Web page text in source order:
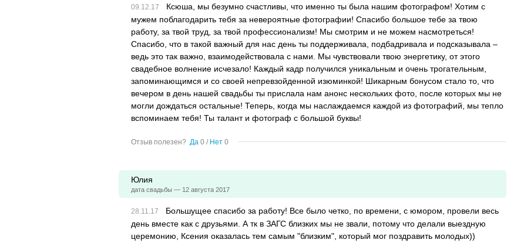
Ксюша, мы безумно счастливы, что именно ты была нашим фотографом! Хотим с
мужем поблагодарить тебя за невероятные фотографии! Спасибо большое тебе за твою
работу, за твой труд, за твой профессионализм! Мы смотрим и не можем насмотреться!
Спасибо, что в такой важный для нас день ты поддерживала, подбадривала и подсказывала –
ведь это так важно, взаимодействовала с нами. Мы чувствовали твою энергетику, от этого
свадебное волнение исчезало! Каждый кадр получился уникальным и очень трогательным,
запоминающимся и со своей непревзойденной изюминкой! Шикарным бонусом стало то, что
вечером в день нашей свадьбы ты прислала нам анонс нескольких фото, после которых мы не
могли дождаться остальные! Теперь, когда мы наслаждаемся каждой из фотографий, мы тепло
вспоминаем тебя! Ты талант и фотограф с большой буквы!
Отзыв полезен? Да 0 / Нет 0
Юлия
дата свадьбы — 12 августа 2017
Большущее спасибо за работу! Все было четко, по времени, с юмором, провели весь
день вместе как с друзьями. А тк в ЗАГС близких мы не звали, потому что делали выездную
церемонию, Ксения оказалась тем самым "близким", который мог поздравить молодых))